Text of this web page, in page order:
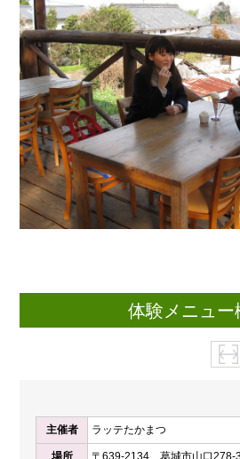
体験メニュー
主催者 ラッテたかまつ
場所 〒639-2134 葛城市山口278-